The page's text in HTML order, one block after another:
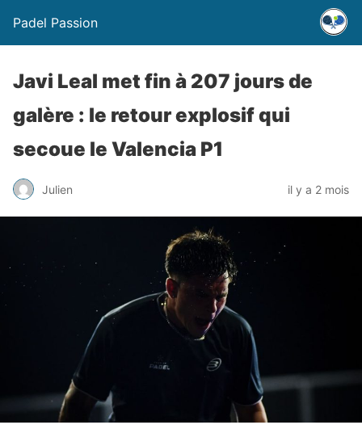
Padel Passion
Javi Leal met fin à 207 jours de
galère : le retour explosif qui
secoue le Valencia P1
Julien il y a 2 mois